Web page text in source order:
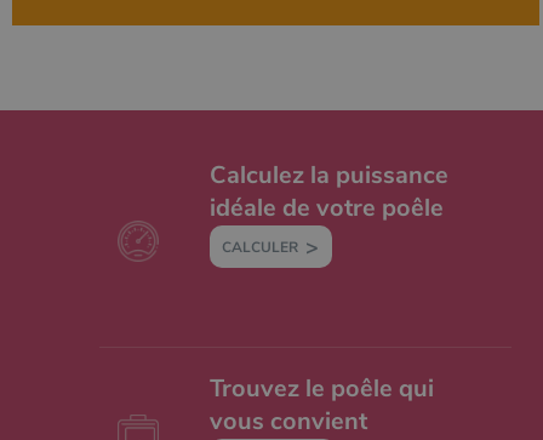
Calculez la puissance
idéale de votre poêle
CALCULER
Trouvez le poêle qui
vous convient